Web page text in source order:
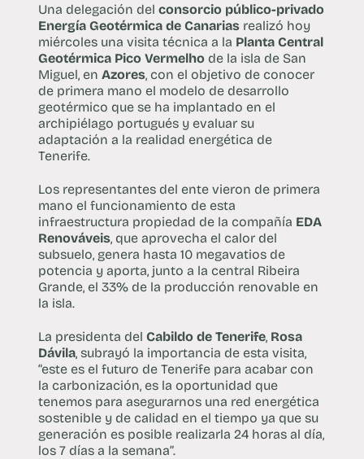
Una delegación del consorcio público-privado
Energía Geotérmica de Canariasrealizó hoy
miércoles una visita técnica a la Planta Central
Geotérmica Pico Vermelho de la isla de San
Miguel, en Azores, con el objetivo de conocer
de primera mano el modelo de desarrollo
geotérmico que se ha implantado en el
archipiélago portugués y evaluar su
adaptación a la realidad energética de
Tenerife.
Los representantes del ente vieron de primera
mano el funcionamiento de esta
infraestructura propiedad de la compañía EDA
Renováveis, que aprovecha el calor del
subsuelo, genera hasta 10 megavatios de
potencia y aporta, junto a la central Ribeira
Grande, el 33% de la producción renovable en
la isla.
La presidenta del Cabildo de Tenerife, Rosa
Dávila, subrayó la importancia de esta visita,
“este es el futuro de Tenerife para acabar con
la carbonización, es la oportunidad que
tenemos para asegurarnos una red energética
sostenible y de calidad en el tiempo ya que su
generación es posible realizarla 24 horas al día,
los 7 días a la semana”.